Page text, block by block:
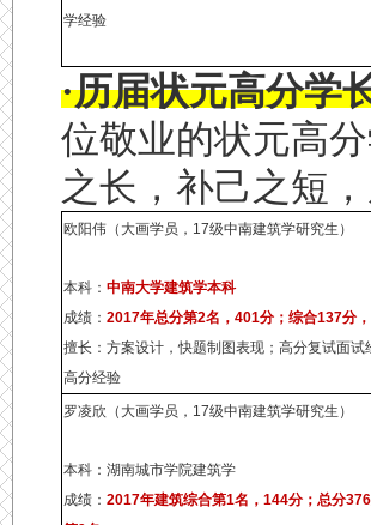
学经验
·历届状元高分学
位敬业的状元高
之长，补己之短
欧阳伟（大画学员，17级中南建筑学研究生）
本科： 中南大学建筑学本科
成绩： 2017年总分第2名，401分；综合137分
擅长：方案设计，快题制图表现；高分复试面试
高分经验
罗凌欣（大画学员，17级中南建筑学研究生）
本科：湖南城市学院建筑学
成绩： 2017年建筑综合第1名，144分；总分